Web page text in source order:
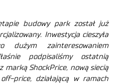
budowy park został już
Inwestycja cieszyła
dużym zainteresowaniem
podpisaliśmy ostatnią
marką ShockPrice, nową siecią
price, działającą w ramach